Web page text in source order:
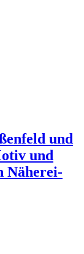
und
und
Näherei-